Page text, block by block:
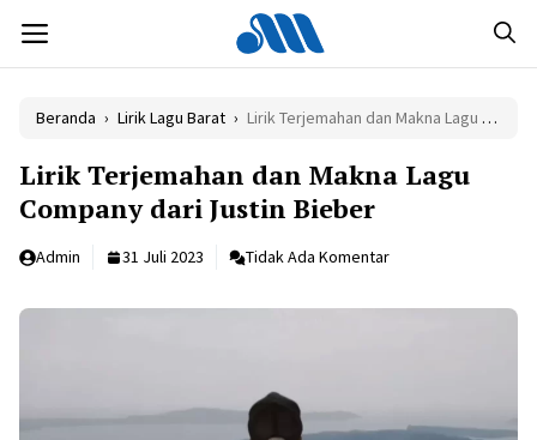
isi
MENU
Beranda › Lirik Lagu Barat › Lirik Terjemahan dan Makna Lagu Company dari Justin Bieber
Lirik Terjemahan dan Makna Lagu
Company dari Justin Bieber
Admin 31 Juli 2023 Tidak Ada Komentar